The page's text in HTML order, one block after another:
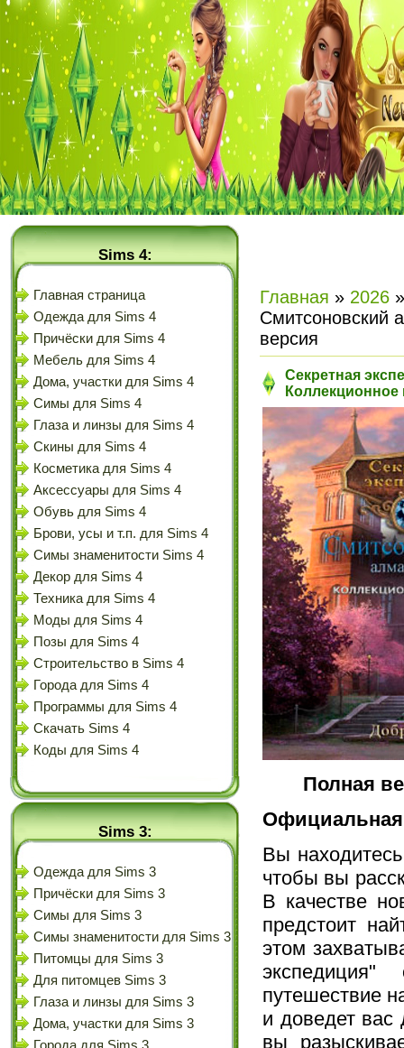
Sims 4:
Главная страница
Одежда для Sims 4
Причёски для Sims 4
Мебель для Sims 4
Дома, участки для Sims 4
Симы для Sims 4
Глаза и линзы для Sims 4
Скины для Sims 4
Косметика для Sims 4
Аксессуары для Sims 4
Обувь для Sims 4
Брови, усы и т.п. для Sims 4
Симы знаменитости Sims 4
Декор для Sims 4
Техника для Sims 4
Моды для Sims 4
Позы для Sims 4
Строительство в Sims 4
Города для Sims 4
Программы для Sims 4
Скачать Sims 4
Коды для Sims 4
Sims 3:
Одежда для Sims 3
Причёски для Sims 3
Симы для Sims 3
Симы знаменитости для Sims 3
Питомцы для Sims 3
Для питомцев Sims 3
Глаза и линзы для Sims 3
Дома, участки для Sims 3
Главная » 2026 »
Смитсоновский
версия
Секретная
Коллекционное
Полная
Вы
чтобы вы
В качестве
предстоит
этом
путешествие
и доведет вас
вы